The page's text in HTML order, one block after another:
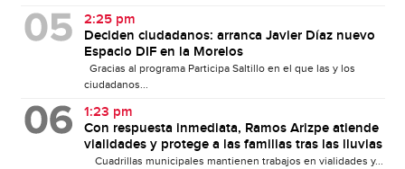
2:25 pm
Deciden ciudadanos: arranca Javier Díaz nuevo
Espacio DIF en la Morelos
Gracias al programa Participa Saltillo en el que las y los
ciudadanos...
1:23 pm
Con respuesta inmediata, Ramos Arizpe atiende
vialidades y protege a las familias tras las lluvias
Cuadrillas municipales mantienen trabajos en vialidades y...